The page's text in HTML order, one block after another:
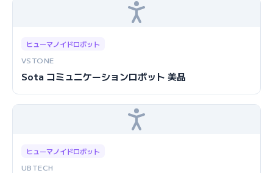
ヒューマノイドロボット
VSTONE
Sota コミュニケーションロボット 美品
ヒューマノイドロボット
UBTECH